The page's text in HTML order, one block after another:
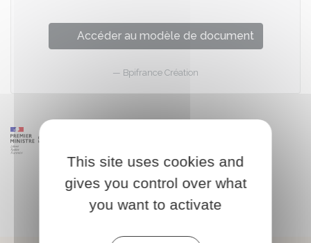
Accéder au modèle de document
Bpifrance Création
This site uses cookies and
gives you control over what
you want to activate